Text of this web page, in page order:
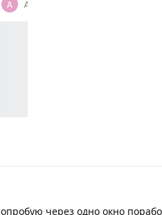
через одно окно